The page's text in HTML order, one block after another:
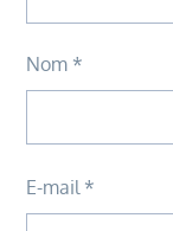
Nom *
E-mail *